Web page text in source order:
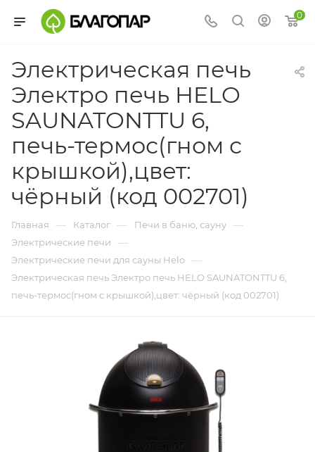
0
Электрическая печь
Электро печь HELO
SAUNATONTTU 6,
печь-термос(гном с
крышкой),цвет:
чёрный (код 002701)
Главная — Каталог — Печи в баню, сауну —
Электрические печи —
Электрические печи для сауны Helo —
Электрическая печь Электро печь HELO SAUNATONTTU 6,
печь-термос(гном с крышкой),цвет: чёрный (код 002701)